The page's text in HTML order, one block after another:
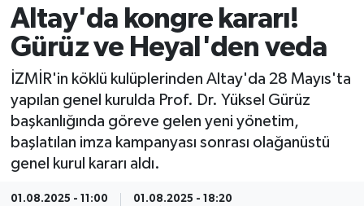
Altay'da kongre kararı!
Gürüz ve Heyal'den veda
İZMİR'in köklü kulüplerinden Altay'da 28 Mayıs'ta
yapılan genel kurulda Prof. Dr. Yüksel Gürüz
başkanlığında göreve gelen yeni yönetim,
başlatılan imza kampanyası sonrası olağanüstü
genel kurul kararı aldı.
01.08.2025 - 11:00 01.08.2025 - 18:20
Spor
Ekonomi
Sağlık
Magazin
Kültür Sanat
Tüm Manşetler
Son Dakika Haberleri
Haber Arşivi